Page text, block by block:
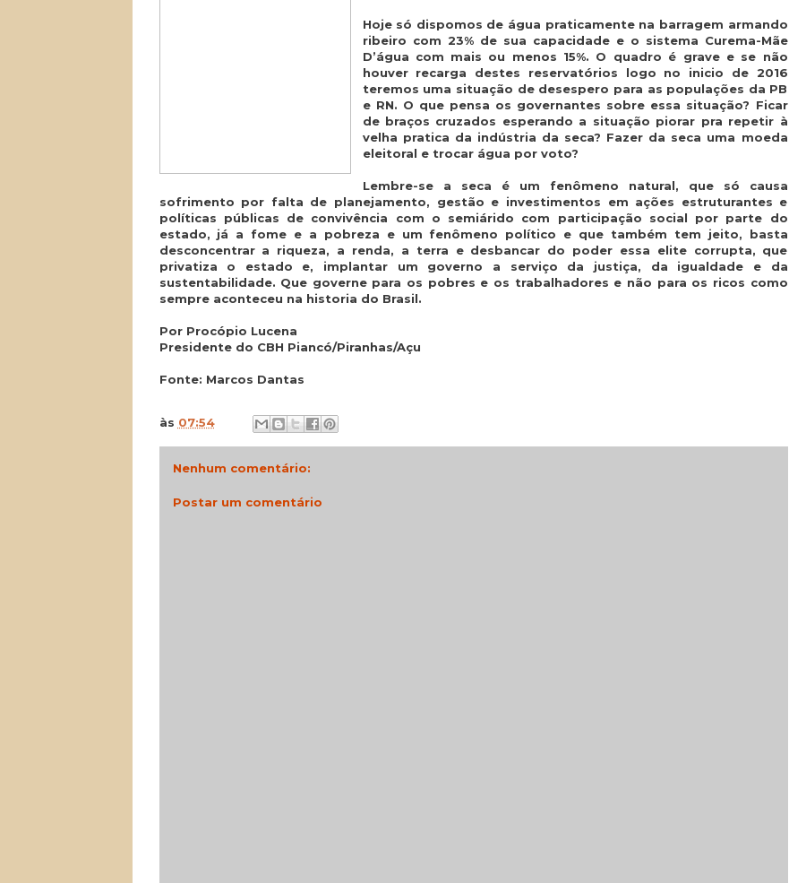
Hoje só dispomos de água praticamente na barragem armando
ribeiro com 23% de sua capacidade e o sistema Curema-Mãe
D’água com mais ou menos 15%. O quadro é grave e se não
houver recarga destes reservatórios logo no inicio de 2016
teremos uma situação de desespero para as populações da PB
e RN. O que pensa os governantes sobre essa situação? Ficar
de braços cruzados esperando a situação piorar pra repetir à
velha pratica da indústria da seca? Fazer da seca uma moeda
eleitoral e trocar água por voto?
Lembre-se a seca é um fenômeno natural, que só causa
sofrimento por falta de planejamento, gestão e investimentos em ações estruturantes e
políticas públicas de convivência com o semiárido com participação social por parte do
estado, já a fome e a pobreza e um fenômeno político e que também tem jeito, basta
desconcentrar a riqueza, a renda, a terra e desbancar do poder essa elite corrupta, que
privatiza o estado e, implantar um governo a serviço da justiça, da igualdade e da
sustentabilidade. Que governe para os pobres e os trabalhadores e não para os ricos como
sempre aconteceu na historia do Brasil.
Por Procópio Lucena
Presidente do CBH Piancó/Piranhas/Açu
Fonte: Marcos Dantas
às 07:54
Nenhum comentário:
Postar um comentário